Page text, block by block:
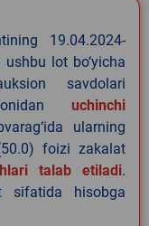
19.04.2024-
lot bo‘yicha
savdolari
uchinchi
ularning
foizi zakalat
talab etiladi.
sifatida hisobga